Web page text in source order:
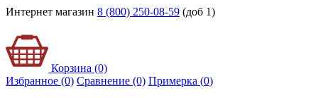
Интернет магазин 8 (800) 250-08-59 (доб 1)
Корзина (0)
Избранное (0) Сравнение (0) Примерка (0)